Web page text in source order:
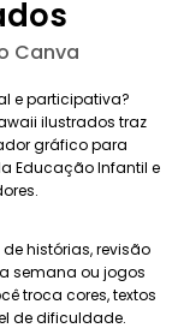
Canva
e participativa?
ilustrados traz
gráfico para
Educação Infantil e
histórias, revisão
semana ou jogos
troca cores, textos
de dificuldade.